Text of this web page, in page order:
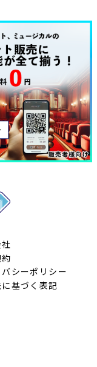
シーポリシー
基づく表記